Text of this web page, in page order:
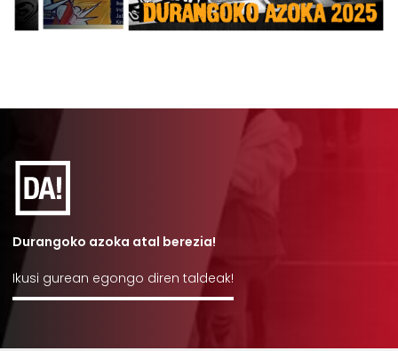
Durangoko azoka atal berezia!
Ikusi gurean egongo diren taldeak!